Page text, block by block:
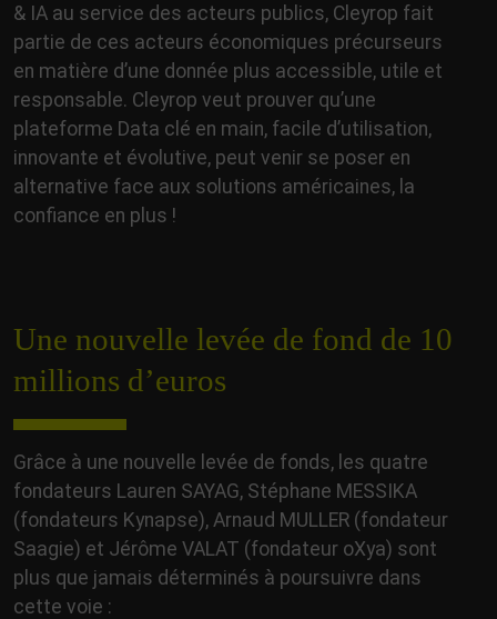
& IA au service des acteurs publics, Cleyrop fait
partie de ces acteurs économiques précurseurs
en matière d’une donnée plus accessible, utile et
responsable. Cleyrop veut prouver qu’une
plateforme Data clé en main, facile d’utilisation,
innovante et évolutive, peut venir se poser en
alternative face aux solutions américaines, la
confiance en plus !
Une nouvelle levée de fond de 10
millions d’euros
Grâce à une nouvelle levée de fonds, les quatre
fondateurs Lauren SAYAG, Stéphane MESSIKA
(fondateurs Kynapse), Arnaud MULLER (fondateur
Saagie) et Jérôme VALAT (fondateur oXya) sont
plus que jamais déterminés à poursuivre dans
cette voie :